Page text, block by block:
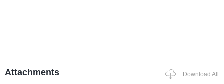
Attachments Download All